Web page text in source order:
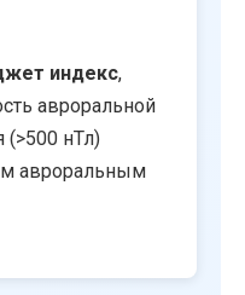
индекс,
авроральной
(>500 нТл)
авроральным